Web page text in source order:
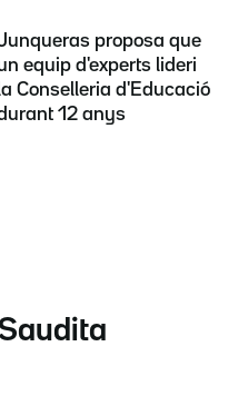
proposa que
equip d'experts lideri
la Conselleria d'Educació
12 anys